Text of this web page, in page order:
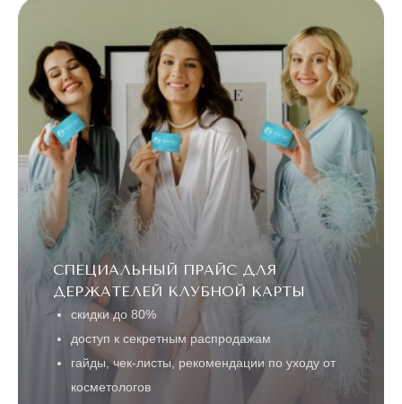
СПЕЦИАЛЬНЫЙ ПРАЙС ДЛЯ
ДЕРЖАТЕЛЕЙ КЛУБНОЙ КАРТЫ
скидки до 80%
доступ к секретным распродажам
гайды, чек-листы, рекомендации по уходу от
косметологов